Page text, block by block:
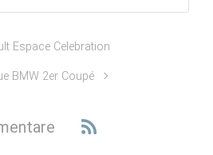
Espace Celebration
BMW 2er Coupé